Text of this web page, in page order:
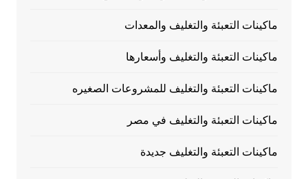
ماكينات التعبئة والتغليف والمعدات
ماكينات التعبئة والتغليف وأسعارها
ماكينات التعبئة والتغليف للمشروعات الصغيره
ماكينات التعبئة والتغليف في مصر
ماكينات التعبئة والتغليف جديدة